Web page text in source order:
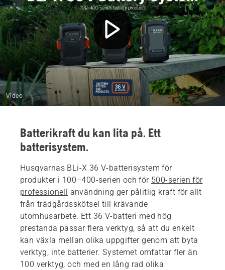
Video
Batterikraft du kan lita på. Ett
batterisystem.
Husqvarnas BLi-X 36 V-batterisystem för
produkter i 100–400-serien och för 500-serien för
professionell användning ger pålitlig kraft för allt
från trädgårdsskötsel till krävande
utomhusarbete. Ett 36 V-batteri med hög
prestanda passar flera verktyg, så att du enkelt
kan växla mellan olika uppgifter genom att byta
verktyg, inte batterier. Systemet omfattar fler än
100 verktyg, och med en lång rad olika